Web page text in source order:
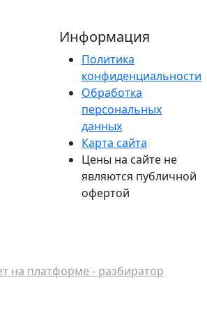
Информация
Политика
конфиденциальности
Обработка
персональных
данных
Карта сайта
Цены на сайте не
являются публичной
офертой
на платформе - разбиратор